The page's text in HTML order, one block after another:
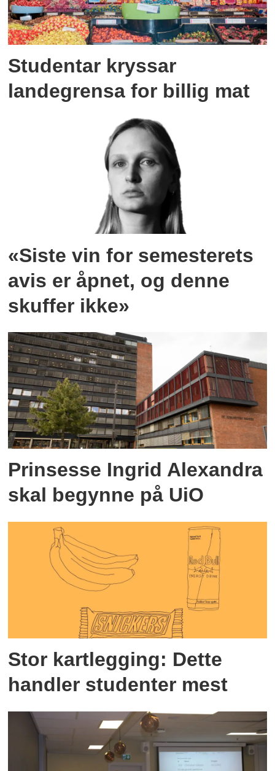
Studentar kryssar
landegrensa for billig mat
«Siste vin for semesterets
avis er åpnet, og denne
skuffer ikke»
Prinsesse Ingrid Alexandra
skal begynne på UiO
Stor kartlegging: Dette
handler studenter mest